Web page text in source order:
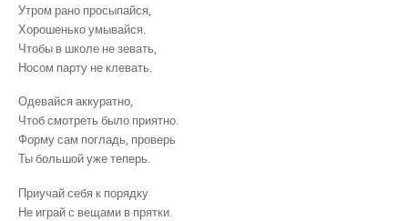
Утром рано просыпайся,
Хорошенько умывайся.
Чтобы в школе не зевать,
Носом парту не клевать.
Одевайся аккуратно,
Чтоб смотреть было приятно.
Форму сам погладь, проверь
Ты большой уже теперь.
Приучай себя к порядку
Не играй с вещами в прятки.